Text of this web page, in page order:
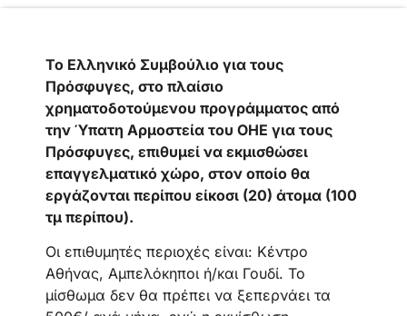
Το Ελληνικό Συμβούλιο για τους
Πρόσφυγες, στo πλαίσιo
χρηματοδοτούμενου προγράμματος από
την Ύπατη Αρμοστεία του ΟΗΕ για τους
Πρόσφυγες, επιθυμεί να εκμισθώσει
επαγγελματικό χώρο, στον οποίο θα
εργάζονται περίπου είκοσι (20) άτομα (100
τμ περίπου).
Οι επιθυμητές περιοχές είναι: Κέντρο
Αθήνας, Αμπελόκηποι ή/και Γουδί. Το
μίσθωμα δεν θα πρέπει να ξεπερνάει τα